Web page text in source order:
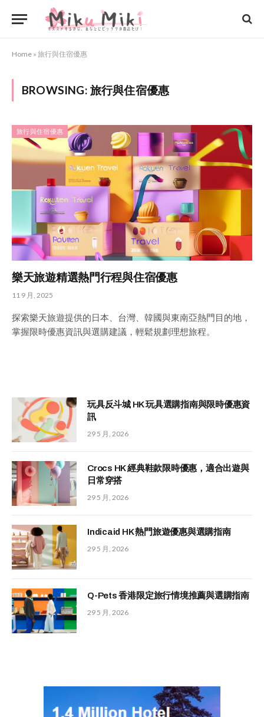
Home » 旅行與住宿優惠
BROWSING: 旅行與住宿優惠
旅行與住宿優惠
樂天旅遊精選熱門行程與住宿優惠
11 9 月, 2025
探索樂天旅遊提供的日本、台灣、韓國與東南亞熱門目的地，
掌握限時優惠資訊與選購建議，輕鬆規劃理想旅程。
玩具反斗城 HK 玩具選購指南與限時優惠資
訊
29 5 月, 2026
Crocs HK 經典鞋款限時優惠，適合出遊與
日常穿搭
29 5 月, 2026
Indicaid HK 熱門旅遊優惠與選購指南
29 5 月, 2026
Q-Pets 香港限定旅行情境推薦與選購指南
29 5 月, 2026